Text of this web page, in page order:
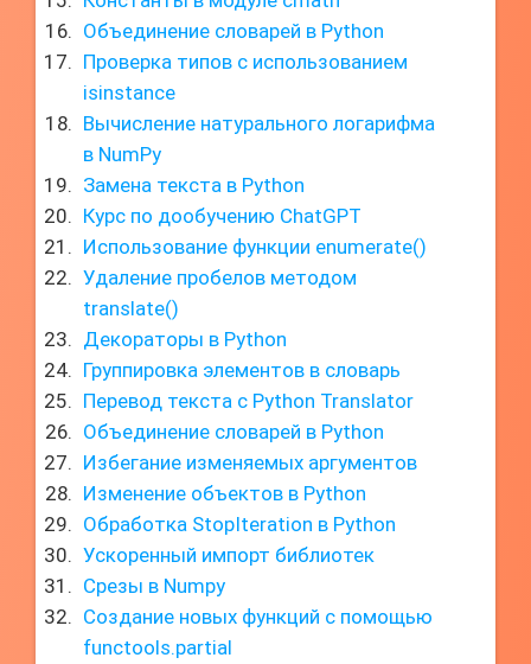
Объединение словарей в Python
Проверка типов с использованием
isinstance
Вычисление натурального логарифма
в NumPy
Замена текста в Python
Курс по дообучению ChatGPT
Использование функции enumerate()
Удаление пробелов методом
translate()
Декораторы в Python
Группировка элементов в словарь
Перевод текста с Python Translator
Объединение словарей в Python
Избегание изменяемых аргументов
Изменение объектов в Python
Обработка StopIteration в Python
Ускоренный импорт библиотек
Срезы в Numpy
Создание новых функций с помощью
functools.partial